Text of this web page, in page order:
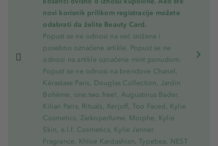
novi korisnik prilikom registracije možete
odabrati da želite Beauty Card.
Popust se ne odnosi na već snižene i
posebno označene artikle. Popust se ne
odnosi na artikle označene mint ponudom.
Popust se ne odnosi na brendove Chanel,
Kérastase Paris, Douglas Collection, Jardin
Bohème, one.two.free!, Augustinus Bader,
Kilian Paris, Rituals, Xerjoff, Too Faced, Kylie
Cosmetics, Zarkoperfume, Morphe, Kylie
Skin, e.l.f. Cosmetics, Kylie Jenner
Fragrance, Khloe Kardashian, Typebea, NEST